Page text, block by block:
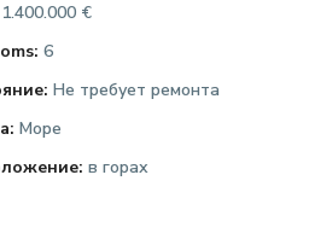
1.400.000 €
6
Не требует ремонта
Море
в горах